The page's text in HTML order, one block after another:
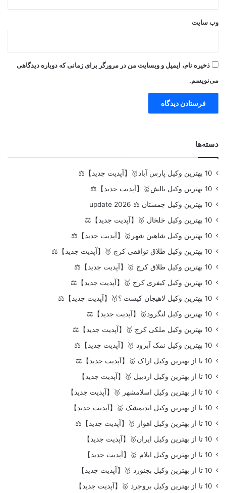
وب‌ سایت
ذخیره نام، ایمیل و وبسایت من در مرورگر برای زمانی که دوباره دیدگاهی
می‌نویسم.
دسته‌ها
10 بهترین وکیل پارس آباد🥇【آپدیت جدید】⚖️
10 بهترین وکیل تالش🥇【آپدیت جدید】⚖️
10 بهترین وکیل چمستان ⚖️ update 2026
10 بهترین وکیل خلخال 🥇【آپدیت جدید】⚖️
10 بهترین وکیل شاهین شهر🥇【آپدیت جدید】⚖️
10 بهترین وکیل طلاق توافقی کرج 🥇【آپدیت جدید】⚖️
10 بهترین وکیل طلاق کرج 🥇【آپدیت جدید】⚖️
10 بهترین وکیل کیفری کرج 🥇【آپدیت جدید】⚖️
10 بهترین وکیل لاهیجان کیست ؟🥇【آپدیت جدید】⚖️
10 بهترین وکیل لنگرود🥇【آپدیت جدید】⚖️
10 بهترین وکیل ملکی کرج 🥇【آپدیت جدید】⚖️
10 بهترین وکیل نمک آبرود 🥇【آپدیت جدید】⚖️
10 تا از بهترین وکیل اراک 🥇【آپدیت جدید】⚖️
10 تا از بهترین وکیل اردبیل 🥇【آپدیت جدید】
10 تا از بهترین وکیل اسلامشهر 🥇【آپدیت جدید】
10 تا از بهترین وکیل اندیمشک 🥇【آپدیت جدید】
10 تا از بهترین وکیل اهواز 🥇【آپدیت جدید】⚖️
10 تا از بهترین وکیل ایران🥇【آپدیت جدید】
10 تا از بهترین وکیل ایلام 🥇【آپدیت جدید】
10 تا از بهترین وکیل بجنورد 🥇【آپدیت جدید】
10 تا از بهترین وکیل بروجرد 🥇【آپدیت جدید】